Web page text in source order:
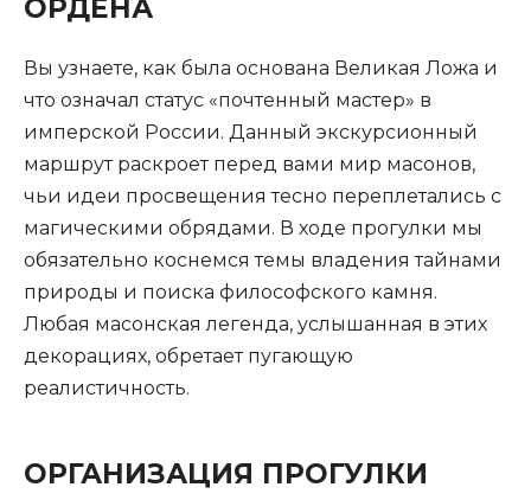
ОРДЕНА
Вы узнаете, как была основана Великая Ложа и
что означал статус «почтенный мастер» в
имперской России. Данный экскурсионный
маршрут раскроет перед вами мир масонов,
чьи идеи просвещения тесно переплетались с
магическими обрядами. В ходе прогулки мы
обязательно коснемся темы владения тайнами
природы и поиска философского камня.
Любая масонская легенда, услышанная в этих
декорациях, обретает пугающую
реалистичность.
ОРГАНИЗАЦИЯ ПРОГУЛКИ